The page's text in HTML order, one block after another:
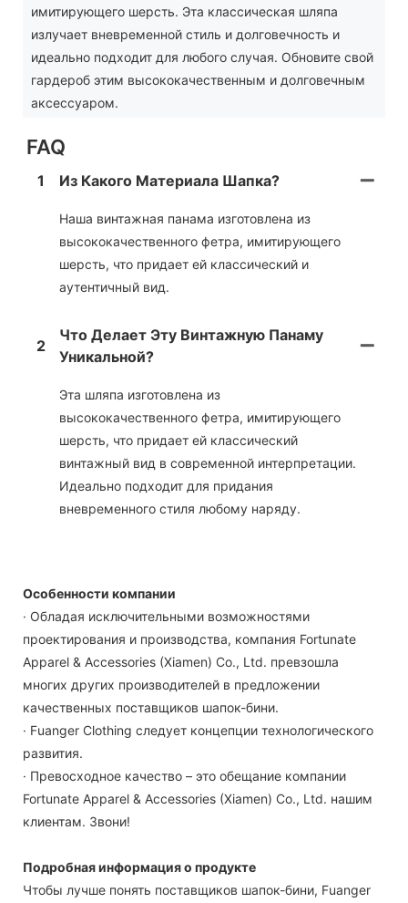
имитирующего шерсть. Эта классическая шляпа
излучает вневременной стиль и долговечность и
идеально подходит для любого случая. Обновите свой
гардероб этим высококачественным и долговечным
аксессуаром.
FAQ
1 Из Какого Материала Шапка?
Наша винтажная панама изготовлена ​​из
высококачественного фетра, имитирующего
шерсть, что придает ей классический и
аутентичный вид.
2
Что Делает Эту Винтажную Панаму
Уникальной?
Эта шляпа изготовлена ​​из
высококачественного фетра, имитирующего
шерсть, что придает ей классический
винтажный вид в современной интерпретации.
Идеально подходит для придания
вневременного стиля любому наряду.
Особенности компании
· Обладая исключительными возможностями
проектирования и производства, компания Fortunate
Apparel & Accessories (Xiamen) Co., Ltd. превзошла
многих других производителей в предложении
качественных поставщиков шапок-бини.
· Fuanger Clothing следует концепции технологического
развития.
· Превосходное качество – это обещание компании
Fortunate Apparel & Accessories (Xiamen) Co., Ltd. нашим
клиентам. Звони!
Подробная информация о продукте
Чтобы лучше понять поставщиков шапок-бини, Fuanger